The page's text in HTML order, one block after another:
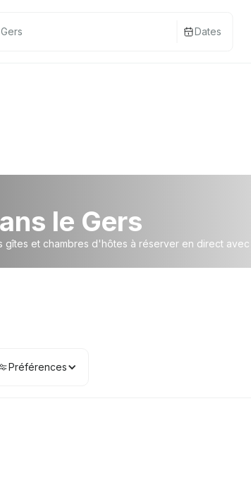
Dates
le Gers
et chambres d'hôtes à réserver en direct avec
Préférences